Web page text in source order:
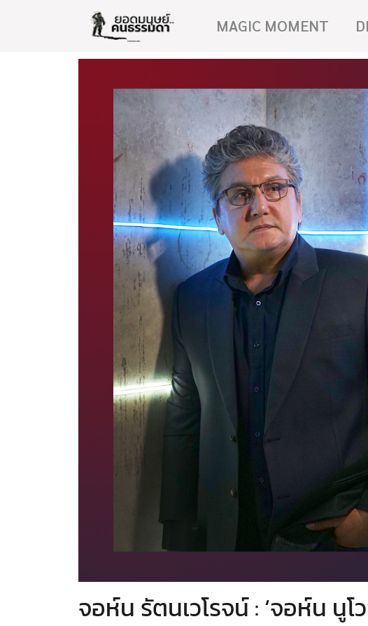
MAGIC MOMENT
จอห์น รัตนเวโรจน์ : ‘จอห์น นู